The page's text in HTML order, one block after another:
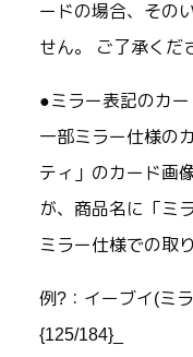
ードの場合、その
せん。 ご了承くだ
●ミラー表記のカー
一部ミラー仕様の
ティ」のカード画
が、商品名に「ミ
ミラー仕様での取
例?：イーブイ(ミ
{125/184}_